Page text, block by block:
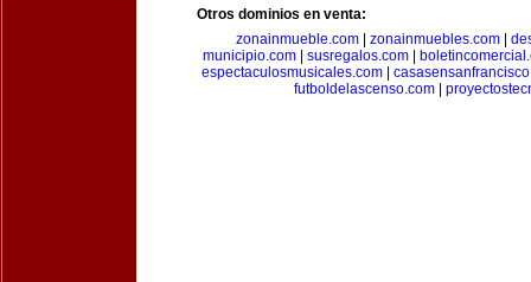
Otros dominios en venta:
zonainmueble.com
zonainmuebles.com
municipio.com| susregalos.com|
espectaculosmusicales.com|
futboldelascenso.com